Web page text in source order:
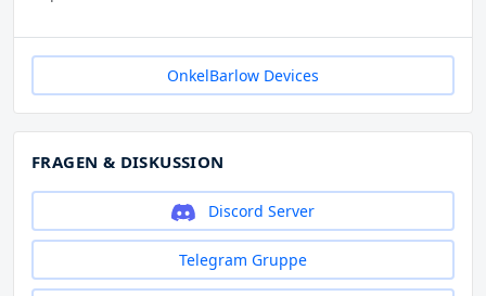
OnkelBarlow Devices
FRAGEN & DISKUSSION
Discord Server
Telegram Gruppe